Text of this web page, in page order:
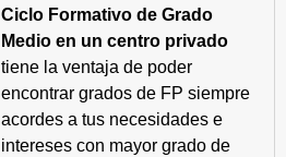
Ciclo Formativo de Grado
Medio en un centro privado
tiene la ventaja de poder
encontrar grados de FP siempre
acordes a tus necesidades e
intereses con mayor grado de